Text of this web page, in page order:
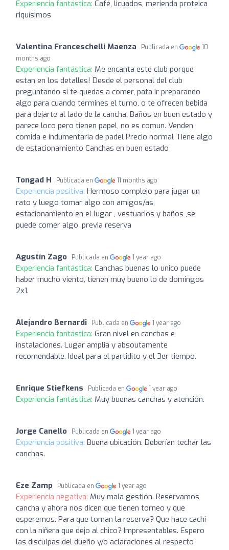
Experiencia fantástica: Café, licuados, merienda proteica
riquísimos
Valentina Franceschelli Maenza Publicada en
10
months ago
Experiencia fantástica: Me encanta este club porque
estan en los detalles! Desde el personal del club
preguntando si te quedas a comer, pata ir preparando
algo para cuando termines el turno, o te ofrecen bebida
para dejarte al lado de la cancha. Baños en buen estado y
parece loco pero tienen papel, no es comun. Venden
comida e indumentaria de padel Precio normal Tiene algo
de estacionamiento Canchas en buen estado
Tongad H Publicada en 11 months ago
Experiencia positiva: Hermoso complejo para jugar un
rato y luego tomar algo con amigos/as,
estacionamiento en el lugar , vestuarios y baños ,se
puede comer algo ,previa reserva
Agustín Zago Publicada en 1 year ago
Experiencia fantástica: Canchas buenas lo unico puede
haber mucho viento, tienen muy bueno lo de domingos
2x1.
Alejandro Bernardi Publicada en 1 year ago
Experiencia fantástica: Gran nivel en canchas e
instalaciones. Lugar amplia y absoutamente
recomendable. Ideal para el partidito y el 3er tiempo.
Enrique Stiefkens Publicada en 1 year ago
Experiencia fantástica: Muy buenas canchas y atención.
Jorge Canello Publicada en 1 year ago
Experiencia positiva: Buena ubicación. Deberían techar las
canchas.
Eze Zamp Publicada en 1 year ago
Experiencia negativa: Muy mala gestión. Reservamos
cancha y ahora nos dicen que tienen torneo y que
esperemos. Para que toman la reserva? Que hace cachi
con la niñera que dejo al chico? Impresentables. Espero
las disculpas del dueño y/o aclaraciones al respecto